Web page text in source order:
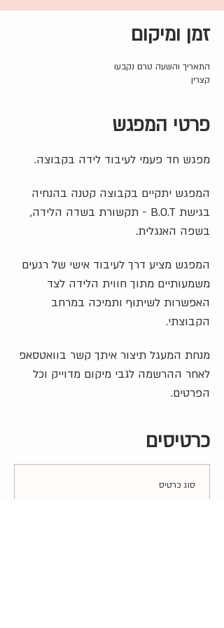
זמן ומיקום
התאריך והשעה טרם נקבעו
קצרין
פרטי המפגש
מפגש חד פעמי לעיבוד לידה בקבוצה.
המפגש יתקיים בקבוצה קטנה בהנחיה
בגישת B.O.T - תקשורת בשדה הלידה,
בשפה האנגלית.
המפגש מציע דרך לעיבוד אישי של רגעים
משמעותיים מתוך חווית הלידה לצד
האפשרות לשיתוף ותמיכה במרחב
הקבוצתי.
מנחת המעגל תיצור איתך קשר בוואטסאפ
לאחר ההרשמה לגבי מיקום מדוייק וכל
הפרטים.
כרטיסים
סוג כרטיס